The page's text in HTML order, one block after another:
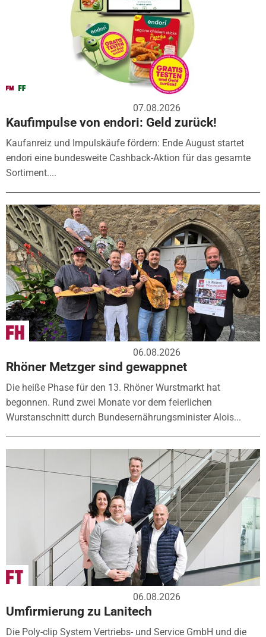
07.08.2026
Kaufimpulse von endori: Geld zurück!
Kaufanreiz und Impulskäufe fördern: Ende August startet
endori eine bundesweite Cashback-Aktion für das gesamte
Sortiment....
06.08.2026
Rhöner Metzger sind gewappnet
Die heiße Phase für den 13. Rhöner Wurstmarkt hat
begonnen. Rund zwei Monate vor dem feierlichen
Wurstanschnitt durch Bundesernährungsminister Alois...
06.08.2026
Umfirmierung zu Lanitech
Die Poly-clip System Vertriebs- und Service GmbH und die